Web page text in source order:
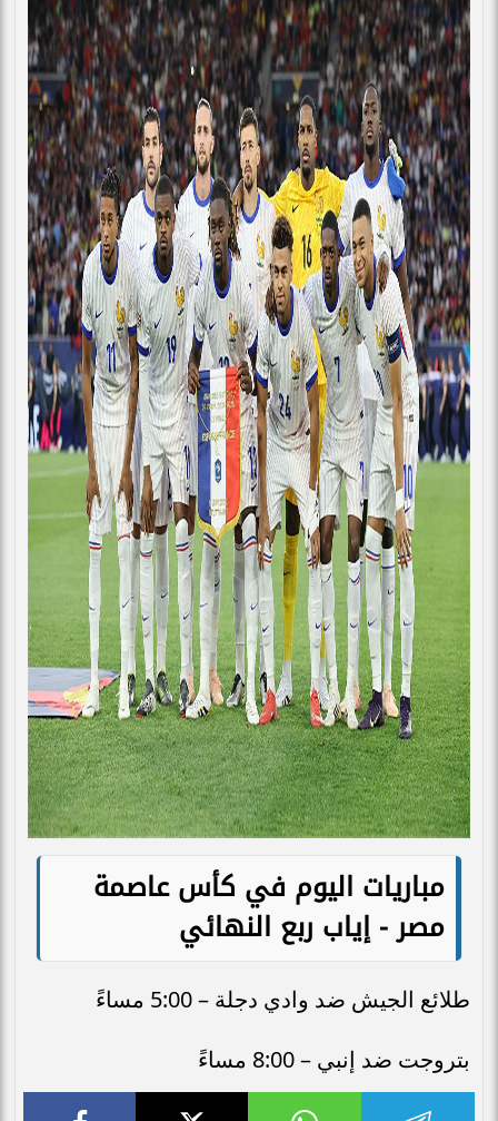
مباريات اليوم في كأس عاصمة
مصر - إياب ربع النهائي
طلائع الجيش ضد وادي دجلة – 5:00 مساءً
بتروجت ضد إنبي – 8:00 مساءً